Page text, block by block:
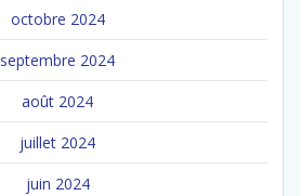
octobre 2024
septembre 2024
août 2024
juillet 2024
juin 2024